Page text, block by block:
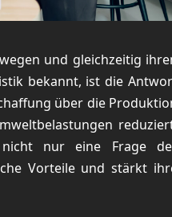
und gleichzeitig
bekannt, ist die
über die
nicht nur eine Frage
Vorteile und stärkt